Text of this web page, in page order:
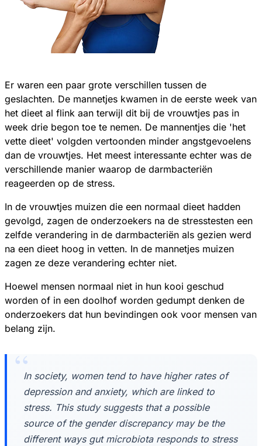
Er waren een paar grote verschillen tussen de
geslachten. De mannetjes kwamen in de eerste week van
het dieet al flink aan terwijl dit bij de vrouwtjes pas in
week drie begon toe te nemen. De mannentjes die 'het
vette dieet' volgden vertoonden minder angstgevoelens
dan de vrouwtjes. Het meest interessante echter was de
verschillende manier waarop de darmbacteriën
reageerden op de stress.
In de vrouwtjes muizen die een normaal dieet hadden
gevolgd, zagen de onderzoekers na de stresstesten een
zelfde verandering in de darmbacteriën als gezien werd
na een dieet hoog in vetten. In de mannetjes muizen
zagen ze deze verandering echter niet.
Hoewel mensen normaal niet in hun kooi geschud
worden of in een doolhof worden gedumpt denken de
onderzoekers dat hun bevindingen ook voor mensen van
belang zijn.
In society, women tend to have higher rates of
depression and anxiety, which are linked to
stress. This study suggests that a possible
source of the gender discrepancy may be the
different ways gut microbiota responds to stress